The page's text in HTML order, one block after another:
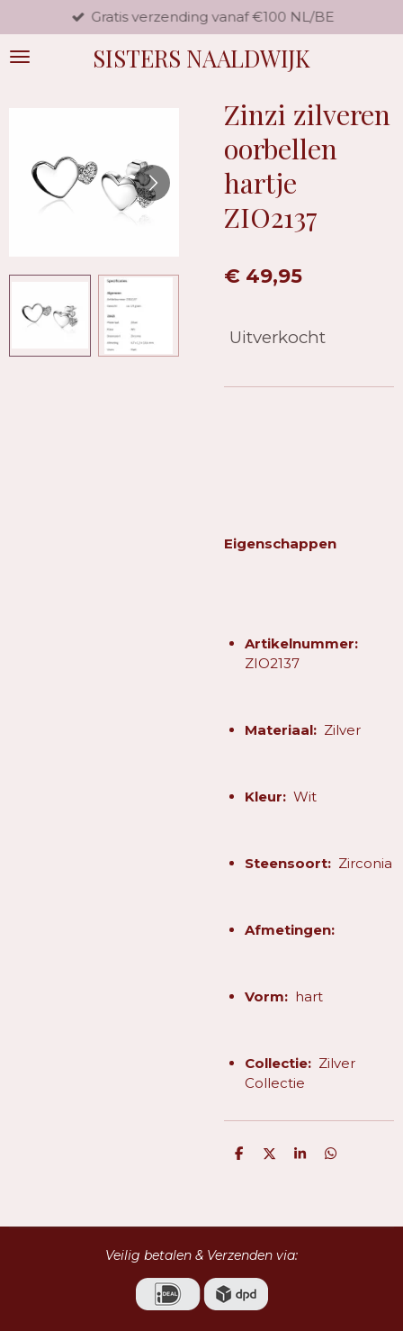
direct
naar
SISTERS NAALDWIJK
Gratis verzending vanaf €100 NL/BE
Zinzi zilveren
oorbellen
hartje
ZIO2137
€ 49,95
Uitverkocht
Eigenschappen
Artikelnummer:
ZIO2137
Materiaal: Zilver
Kleur: Wit
Steensoort: Zirconia
Afmetingen:
Vorm:hart
Collectie:Zilver
Collectie
D
D
S
D
Veilig betalen & Verzenden via: